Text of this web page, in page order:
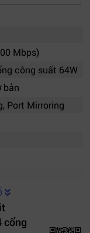
Mbps)
công suất 64W
bản
Port Mirroring
cổng